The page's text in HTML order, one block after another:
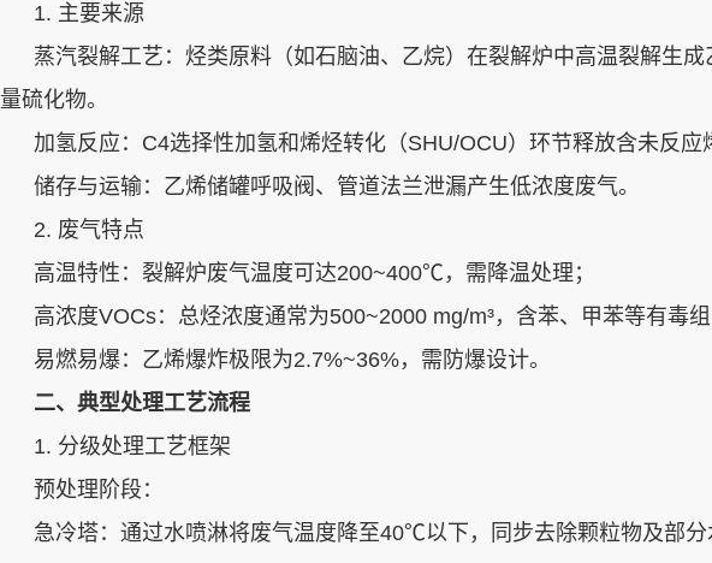
1. ‌主要来源‌
蒸汽裂解工艺‌：烃类原料（如石脑油、乙烷）在裂解炉中高温裂解生
量硫化物‌。
加氢反应‌：C4选择性加氢和烯烃转化（SHU/OCU）环节释放含‌未反应
储存与运输‌：乙烯储罐呼吸阀、管道法兰泄漏产生低浓度废气‌。
2. ‌废气特点‌
高温特性‌：裂解炉废气温度可达200~400℃，需降温处理‌；
高浓度VOCs‌：总烃浓度通常为500~2000 mg/m³，含苯、甲苯等有毒组
易燃易爆‌：乙烯爆炸极限为2.7%~36%，需防爆设计‌。
二、典型处理工艺流程
1. ‌分级处理工艺框架‌
预处理阶段‌：
急冷塔‌：通过水喷淋将废气温度降至40℃以下，同步去除颗粒物及部分